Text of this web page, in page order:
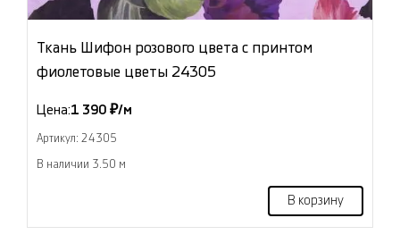
Ткань Шифон розового цвета с принтом
фиолетовые цветы 24305
Цена:1 390 ₽/м
Артикул: 24305
В наличии 3.50 м
В корзину